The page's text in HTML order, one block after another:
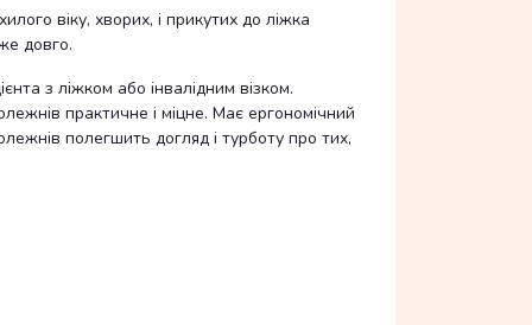
віку, хворих, і прикутих до ліжка
довго.
з ліжком або інвалідним візком.
практичне і міцне. Має ергономічний
полегшить догляд і турботу про тих,